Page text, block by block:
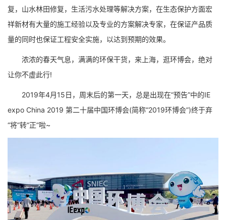
复，山水林田修复，生活污水处理等解决方案，在生态保护方面宏
祥新材有大量的施工经验以及专业的方案解决专家，在保证产品质
量的同时也保证工程安全实施，以达到预期的效果。
浓浓的春天气息，满满的环保干货，来上海，逛环博会，绝对
让你不虚此行!
2019年4月15日，周末后的第一天，总是出现在“预告”中的IE
expo China 2019 第二十届中国环博会(简称“2019环博会”)终于弃
“将”转“正”啦~